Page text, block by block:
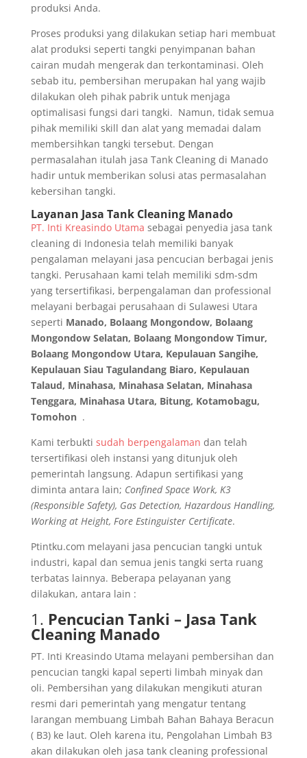
produksi Anda.
Proses produksi yang dilakukan setiap hari membuat
alat produksi seperti tangki penyimpanan bahan
cairan mudah mengerak dan terkontaminasi. Oleh
sebab itu, pembersihan merupakan hal yang wajib
dilakukan oleh pihak pabrik untuk menjaga
optimalisasi fungsi dari tangki. Namun, tidak semua
pihak memiliki skill dan alat yang memadai dalam
membersihkan tangki tersebut. Dengan
permasalahan itulah jasa Tank Cleaning di Manado
hadir untuk memberikan solusi atas permasalahan
kebersihan tangki.
Layanan Jasa Tank Cleaning Manado
PT. Inti Kreasindo Utama sebagai penyedia jasa tank
cleaning di Indonesia telah memiliki banyak
pengalaman melayani jasa pencucian berbagai jenis
tangki. Perusahaan kami telah memiliki sdm-sdm
yang tersertifikasi, berpengalaman dan professional
melayani berbagai perusahaan di Sulawesi Utara
seperti Manado, Bolaang Mongondow, Bolaang
Mongondow Selatan, Bolaang Mongondow Timur,
Bolaang Mongondow Utara, Kepulauan Sangihe,
Kepulauan Siau Tagulandang Biaro, Kepulauan
Talaud, Minahasa, Minahasa Selatan, Minahasa
Tenggara, Minahasa Utara, Bitung, Kotamobagu,
Tomohon .
Kami terbukti sudah berpengalaman dan telah
tersertifikasi oleh instansi yang ditunjuk oleh
pemerintah langsung. Adapun sertifikasi yang
diminta antara lain; Confined Space Work, K3
(Responsible Safety), Gas Detection, Hazardous Handling,
Working at Height, Fore Estinguister Certificate.
Ptintku.com melayani jasa pencucian tangki untuk
industri, kapal dan semua jenis tangki serta ruang
terbatas lainnya. Beberapa pelayanan yang
dilakukan, antara lain :
1. Pencucian Tanki – Jasa Tank
Cleaning Manado
PT. Inti Kreasindo Utama melayani pembersihan dan
pencucian tangki kapal seperti limbah minyak dan
oli. Pembersihan yang dilakukan mengikuti aturan
resmi dari pemerintah yang mengatur tentang
larangan membuang Limbah Bahan Bahaya Beracun
( B3) ke laut. Oleh karena itu, Pengolahan Limbah B3
akan dilakukan oleh jasa tank cleaning professional